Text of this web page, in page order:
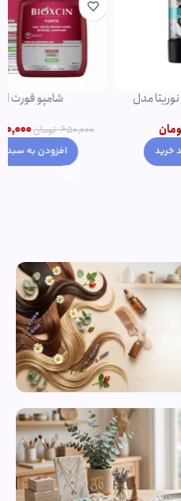
شامپو فورت اصل
650,000
550,000 تومان
افزودن به سبد خرید